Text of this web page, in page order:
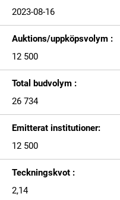
2023-08-16
Auktions/uppköpsvolym :
12 500
Total budvolym :
26 734
Emitterat institutioner:
12 500
Teckningskvot :
2,14